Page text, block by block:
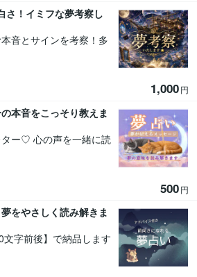
さ！イミフな夢考察し
音とサインを考察！多
1,000円
本音をこっそり教えま
ー♡ 心の声を一緒に読
500円
をやさしく読み解きま
字前後】で納品します